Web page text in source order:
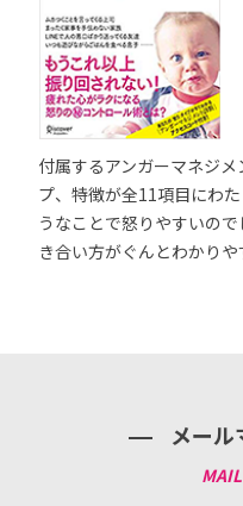
付属するアンガーマネジ
プ、特徴が全11項目にわ
うなことで怒りやすいの
き合い方がぐんとわかりや
メール